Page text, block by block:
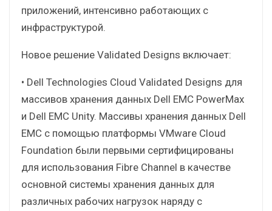
приложений, интенсивно работающих с
инфраструктурой.
Новое решение Validated Designs включает:
• Dell Technologies Cloud Validated Designs для
массивов хранения данных Dell EMC PowerMax
и Dell EMC Unity. Массивы хранения данных Dell
EMC с помощью платформы VMware Cloud
Foundation были первыми сертифицированы
для использования Fibre Channel в качестве
основной системы хранения данных для
различных рабочих нагрузок наряду с